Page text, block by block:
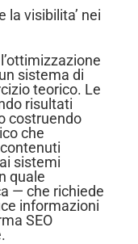
visibilita’ nei
sistema di
teorico. Le
risultati
costruendo
che
sistemi
quale
— che richiede
informazioni
SEO